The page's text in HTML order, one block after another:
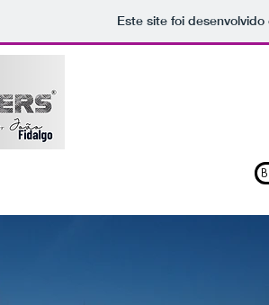
Este site foi